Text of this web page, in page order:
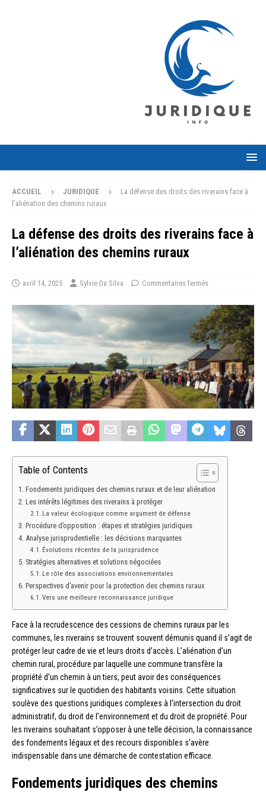
ACCUEIL JURIDIQUE
La défense des droits des riverains face à
l’aliénation des chemins ruraux
La défense des droits des riverains face à
l’aliénation des chemins ruraux
avril 14, 2025 Sylvie Da Silva Commentaires fermés
Table of Contents
Fondements juridiques des chemins ruraux et de leur aliénation
Les intérêts légitimes des riverains à protéger
La valeur écologique comme argument de défense
Procédure d’opposition : étapes et stratégies juridiques
Analyse jurisprudentielle : les décisions marquantes
Évolutions récentes de la jurisprudence
Stratégies alternatives et solutions négociées
Le rôle des associations environnementales
Perspectives d’avenir pour la protection des chemins ruraux
Vers une meilleure reconnaissance juridique
Face à la recrudescence des cessions de chemins ruraux par les
communes, les riverains se trouvent souvent démunis quand il s’agit de
protéger leur cadre de vie et leurs droits d’accès. L’aliénation d’un
chemin rural, procédure par laquelle une commune transfère la
propriété d’un chemin à un tiers, peut avoir des conséquences
significatives sur le quotidien des habitants voisins. Cette situation
soulève des questions juridiques complexes à l’intersection du droit
administratif, du droit de l’environnement et du droit de propriété. Pour
les riverains souhaitant s’opposer à une telle décision, la connaissance
des fondements légaux et des recours disponibles s’avère
indispensable dans une démarche de contestation efficace.
Fondements juridiques des chemins